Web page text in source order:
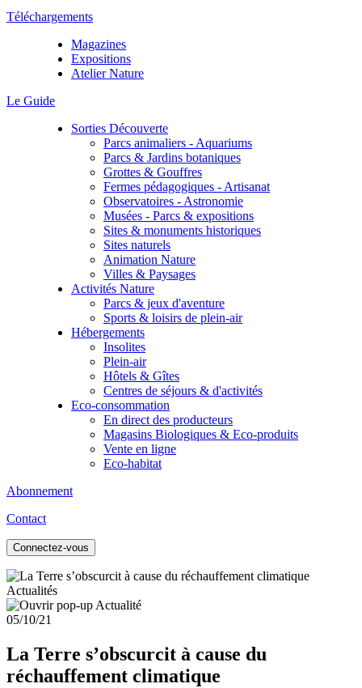
Téléchargements
Magazines
Expositions
Atelier Nature
Le Guide
Sorties Découverte
Parcs animaliers - Aquariums
Parcs & Jardins botaniques
Grottes & Gouffres
Fermes pédagogiques - Artisanat
Observatoires - Astronomie
Musées - Parcs & expositions
Sites & monuments historiques
Sites naturels
Animation Nature
Villes & Paysages
Activités Nature
Parcs & jeux d'aventure
Sports & loisirs de plein-air
Hébergements
Insolites
Plein-air
Hôtels & Gîtes
Centres de séjours & d'activités
Eco-consommation
En direct des producteurs
Magasins Biologiques & Eco-produits
Vente en ligne
Eco-habitat
Abonnement
Contact
Connectez-vous
Actualités
05/10/21
La Terre s’obscurcit à cause du
réchauffement climatique